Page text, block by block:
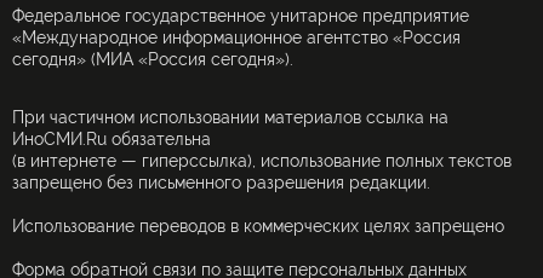
Федеральное государственное унитарное предприятие
«Международное информационное агентство «Россия
сегодня» (МИА «Россия сегодня»).
При частичном использовании материалов ссылка на
ИноСМИ.Ru обязательна
(в интернете — гиперссылка), использование полных текстов
запрещено без письменного разрешения редакции.
Использование переводов в коммерческих целях запрещено
Форма обратной связи по защите персональных данных